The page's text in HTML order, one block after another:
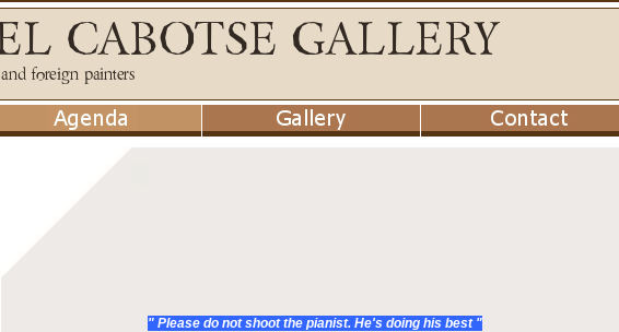
" Please do not shoot the pianist. He's doing his best "